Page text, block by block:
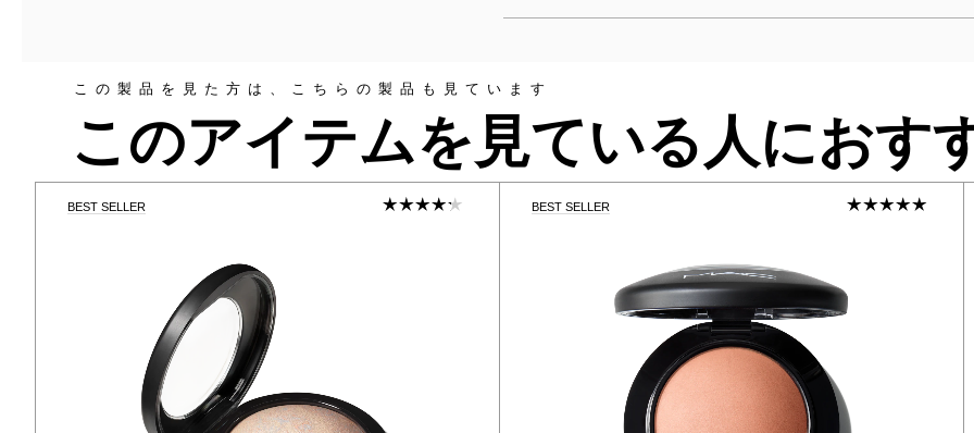
この製品を見た方は、こちらの製品も見ています
このアイテムを見ている人におす
BEST SELLER BEST SELLER